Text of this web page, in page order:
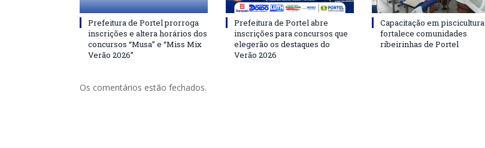
Prefeitura de Portel prorroga
inscrições e altera horários dos
concursos “Musa” e “Miss Mix
Verão 2026”
Prefeitura de Portel abre
inscrições para concursos que
elegerão os destaques do
Verão 2026
Capacitação em piscicultura
fortalece comunidades
ribeirinhas de Portel
Os comentários estão fechados.